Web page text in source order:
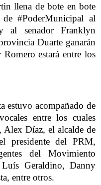
llena de bote en bote
#PoderMunicipal al
al senador Franklyn
Duarte ganarán
estará entre los
estuvo acompañado de
entre los cuales
Alex Díaz, el alcalde de
presidente del PRM,
del Movimiento
Geraldino, Danny
entre otros.